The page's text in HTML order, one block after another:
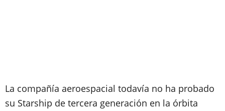
La compañía aeroespacial todavía no ha probado
su Starship de tercera generación en la órbita